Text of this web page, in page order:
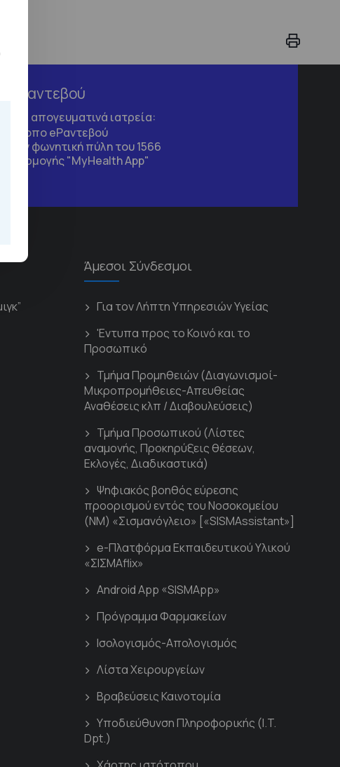
Ραντεβού
τα απογευματινά ιατρεία:
eΡαντεβού
φωνητική πύλη του 1566
εφαρμογής "MyHealth App"
Άμεσοι Σύνδεσμοι
Για τον Λήπτη Υπηρεσιών Υγείας
'Εντυπα προς το Κοινό και το
Προσωπικό
Τμήμα Προμηθειών (Διαγωνισμοί-
Μικροπρομήθειες-Απευθείας
Αναθέσεις κλπ / Διαβουλεύσεις)
Τμήμα Προσωπικού (Λίστες
αναμονής, Προκηρύξεις θέσεων,
Εκλογές, Διαδικαστικά)
Ψηφιακός βοηθός εύρεσης
προορισμού εντός του Νοσοκομείου
(ΝΜ) «Σισμανόγλειο» [«SISMAssistant»]
e-Πλατφόρμα Εκπαιδευτικού Υλικού
«ΣΙΣΜΑflix»
Android App «SISMApp»
Πρόγραμμα Φαρμακείων
Ισολογισμός-Απολογισμός
Λίστα Χειρουργείων
Βραβεύσεις Καινοτομία
Υποδιεύθυνση Πληροφορικής (I.T.
Dpt.)